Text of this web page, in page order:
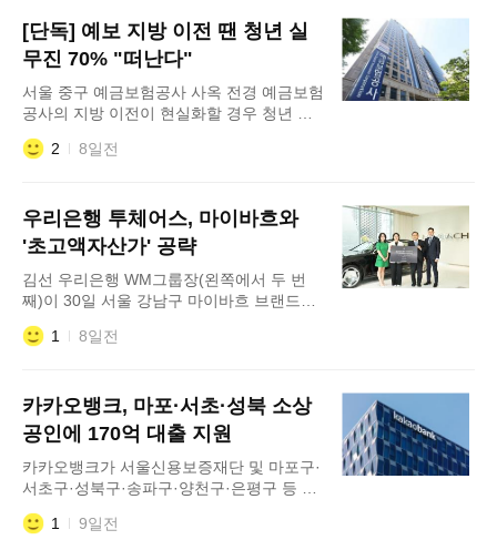
책'에 부응하기 위해 마련됐다. 양 기관은 이
번 협약을 통해 기업의 안전경영 투자부터
실질적 경제 혜택, 환경&mid
[단독] 예보 지방 이전 땐 청년 실
무진 70% "떠난다"
서울 중구 예금보험공사 사옥 전경 예금보험
공사의 지방 이전이 현실화할 경우 청년 실
무인력의 대규모 이탈이 불가피할 수 있다는
우려가 나온다. 조직의 주축인 4·5급 직원들
다. 관가 안팎에서는 금융위원회와 예금보험
공사를 세종으로 이전하는 방안이 검토되는
것으로 알려졌다. 30일 예보 노동조합이 법
무법인 린 금융법제연구센
2 8일전
우리은행 투체어스, 마이바흐와
'초고액자산가' 공략
김선 우리은행 WM그룹장(왼쪽에서 두 번
째)이 30일 서울 강남구 마이바흐 브랜드센
터 서울에서 열린 우리은행과 HS효성더클래
스의 전략적 업무 제휴 협약식에서 기념촬영
산가 공동 마케팅을 위한 전략적 업무협약
(MOU)을 체결했다고 30일 밝혔다. 이번 협
약은 금융과 프리미엄 모빌리티를 결합해 초
고액자산가를 위한 차별화된 라이프스타일
서비스를
1 8일전
카카오뱅크, 마포·서초·성북 소상
공인에 170억 대출 지원
카카오뱅크가 서울신용보증재단 및 마포구·
서초구·성북구·송파구·양천구·은평구 등 6
개 자치구와 '지역경제 밀착지원을 위한 특
별출연 업무협약'을 체결한다고 30일 밝혔
1 9일전